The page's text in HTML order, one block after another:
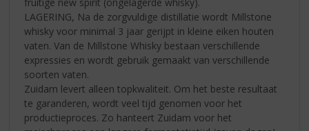
LAGERING, Na de zorgvuldige distillatie wordt Millstone
whisky voor minimal 3 jaar gerijpt in kleine eiken houten
vaten. Van de Millstone Whisky bestaan verschillende
expressies en wordt gebruik gemaakt van verschillende
soorten vaten.
Zuidam levert alleen topkwaliteit. Om het beste resultaat
te garanderen, wordt veel tijd genomen voor het
productieproces. Zo hanteert Zuidam voor het